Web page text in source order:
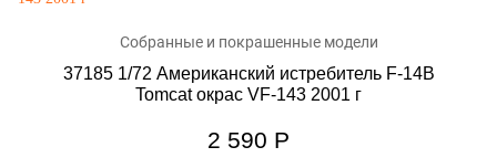
Собранные и покрашенные модели
37185 1/72 Американский истребитель F-14B
Tomcat окрас VF-143 2001 г
2 590 Р